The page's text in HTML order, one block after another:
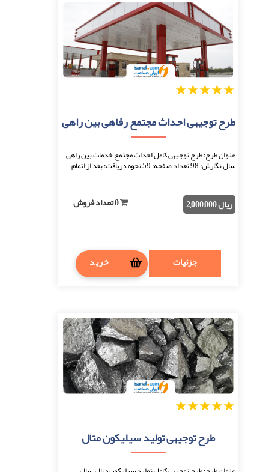
5
4
3
2
طرح توجیهی احداث مجتمع رفاهی بین راهی
عنوان طرح: طرح توجیهی کامل احداث مجتمع خدمات بین راهی
سال نگارش: 98 تعداد صفحه: 59 نحوه دریافت: بعد از اتمام
ریال 2,000,000
جزئیات خرید
5
4
3
2
طرح توجیهی تولید سیلیکون متال